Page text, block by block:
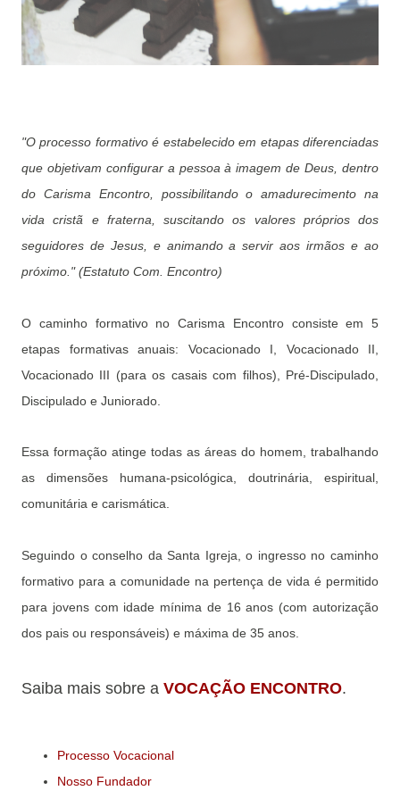
"O processo formativo é estabelecido em etapas diferenciadas
que objetivam configurar a pessoa à imagem de Deus, dentro
do Carisma Encontro, possibilitando o amadurecimento na
vida cristã e fraterna, suscitando os valores próprios dos
seguidores de Jesus, e animando a servir aos irmãos e ao
próximo." (Estatuto Com. Encontro)
O caminho formativo no Carisma Encontro consiste em 5
etapas formativas anuais: Vocacionado I, Vocacionado II,
Vocacionado III (para os casais com filhos), Pré-Discipulado,
Discipulado e Juniorado.
Essa formação atinge todas as áreas do homem, trabalhando
as dimensões humana-psicológica, doutrinária, espiritual,
comunitária e carismática.
Seguindo o conselho da Santa Igreja, o ingresso no caminho
formativo para a comunidade na pertença de vida é permitido
para jovens com idade mínima de 16 anos (com autorização
dos pais ou responsáveis) e máxima de 35 anos.
Saiba mais sobre a VOCAÇÃO ENCONTRO.
Processo Vocacional
Nosso Fundador